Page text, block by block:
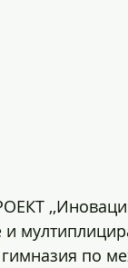
,,Иновации
по